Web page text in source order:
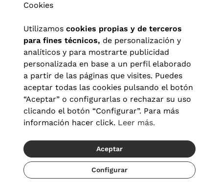
Recíbelo del 20/08 al 22/08
Aviso legal| Política de privacidad Términos y condiciones
Política de cookies|Configuración de cookies
© 2026 Visionlab España
Cookies
Utilizamos cookies propias y de terceros
para fines técnicos, de personalización y
analíticos y para mostrarte publicidad
personalizada en base a un perfil elaborado
a partir de las páginas que visites. Puedes
aceptar todas las cookies pulsando el botón
“Aceptar” o configurarlas o rechazar su uso
clicando el botón “Configurar”. Para más
información hacer click. Leer más.
Aceptar
Configurar